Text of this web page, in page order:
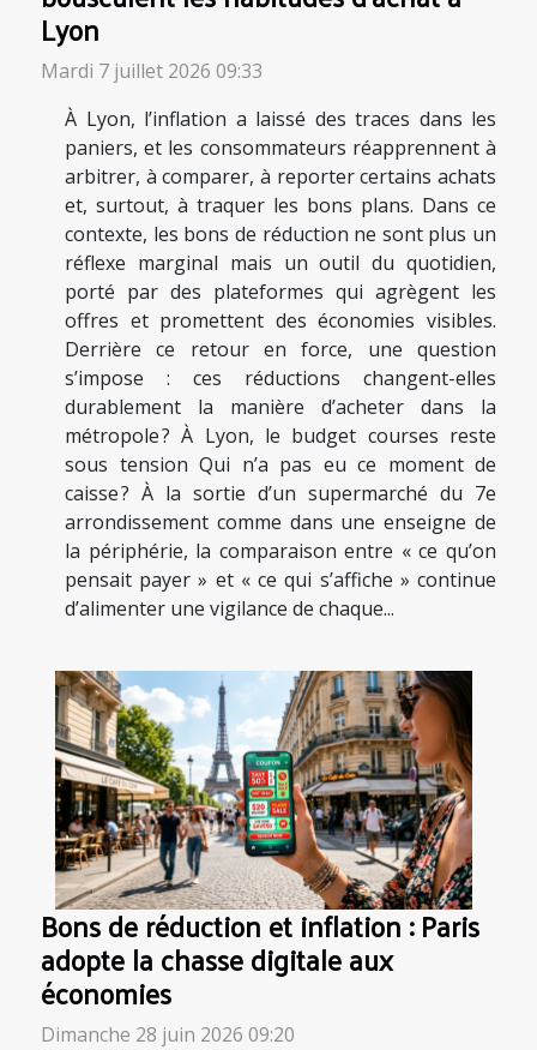
Lyon
Mardi 7 juillet 2026 09:33
À Lyon, l’inflation a laissé des traces dans les
paniers, et les consommateurs réapprennent à
arbitrer, à comparer, à reporter certains achats
et, surtout, à traquer les bons plans. Dans ce
contexte, les bons de réduction ne sont plus un
réflexe marginal mais un outil du quotidien,
porté par des plateformes qui agrègent les
offres et promettent des économies visibles.
Derrière ce retour en force, une question
s’impose : ces réductions changent-elles
durablement la manière d’acheter dans la
métropole ? À Lyon, le budget courses reste
sous tension Qui n’a pas eu ce moment de
caisse ? À la sortie d’un supermarché du 7e
arrondissement comme dans une enseigne de
la périphérie, la comparaison entre « ce qu’on
pensait payer » et « ce qui s’affiche » continue
d’alimenter une vigilance de chaque...
Bons de réduction et inflation : Paris
adopte la chasse digitale aux
économies
Dimanche 28 juin 2026 09:20